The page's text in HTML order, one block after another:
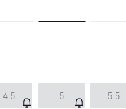
4.5 5 5.5